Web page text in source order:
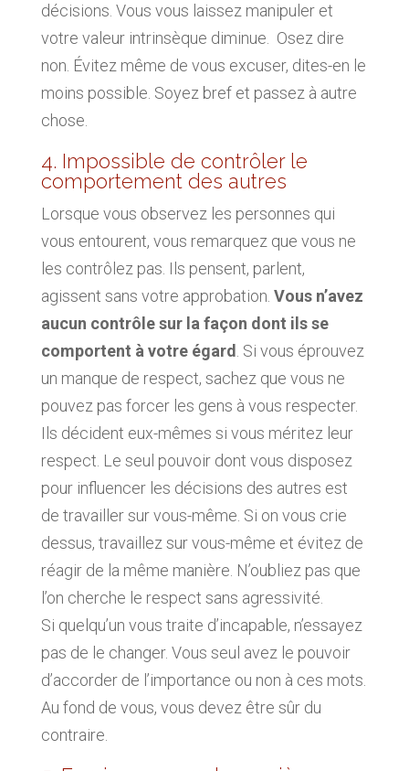
décisions. Vous vous laissez manipuler et
votre valeur intrinsèque diminue. Osez dire
non. Évitez même de vous excuser, dites-en le
moins possible. Soyez bref et passez à autre
chose.
4. Impossible de contrôler le
comportement des autres
Lorsque vous observez les personnes qui
vous entourent, vous remarquez que vous ne
les contrôlez pas. Ils pensent, parlent,
agissent sans votre approbation. Vous n’avez
aucun contrôle sur la façon dont ils se
comportent à votre égard. Si vous éprouvez
un manque de respect, sachez que vous ne
pouvez pas forcer les gens à vous respecter.
Ils décident eux-mêmes si vous méritez leur
respect. Le seul pouvoir dont vous disposez
pour influencer les décisions des autres est
de travailler sur vous-même. Si on vous crie
dessus, travaillez sur vous-même et évitez de
réagir de la même manière. N’oubliez pas que
l’on cherche le respect sans agressivité.
Si quelqu’un vous traite d’incapable, n’essayez
pas de le changer. Vous seul avez le pouvoir
d’accorder de l’importance ou non à ces mots.
Au fond de vous, vous devez être sûr du
contraire.